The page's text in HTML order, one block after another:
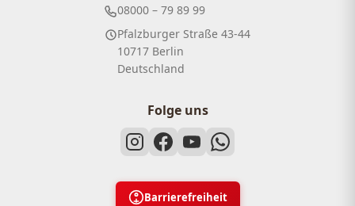
08000 – 79 89 99
Pfalzburger Straße 43-44
10717 Berlin
Deutschland
Folge uns
Barrierefreiheit